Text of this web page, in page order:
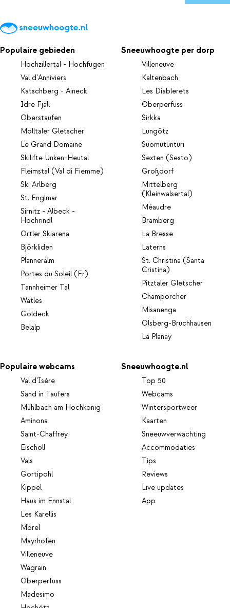
Populaire gebieden
Hochzillertal - Hochfügen
Val d'Anniviers
Katschberg - Aineck
Idre Fjäll
Oberstaufen
Mölltaler Gletscher
Le Grand Domaine
Skilifte Unken-Heutal
Fleimstal (Val di Fiemme)
Ski Arlberg
St. Englmar
Sirnitz - Albeck -
Hochrindl
Ortler Skiarena
Björkliden
Planneralm
Portes du Soleil (Fr)
Tannheimer Tal
Watles
Goldeck
Belalp
Sneeuwhoogte per dorp
Villeneuve
Kaltenbach
Les Diablerets
Oberperfuss
Sirkka
Lungötz
Suomutunturi
Sexten (Sesto)
Großdorf
Mittelberg
(Kleinwalsertal)
Méaudre
Bramberg
La Bresse
Laterns
St. Christina (Santa
Cristina)
Pitztaler Gletscher
Champorcher
Misanenga
Olsberg-Bruchhausen
La Planay
Populaire webcams
Val d'Isère
Sand in Taufers
Mühlbach am Hochkönig
Aminona
Saint-Chaffrey
Eischoll
Vals
Gortipohl
Kippel
Haus im Ennstal
Les Karellis
Mörel
Mayrhofen
Villeneuve
Wagrain
Oberperfuss
Madesimo
Sneeuwhoogte.nl
Top 50
Webcams
Wintersportweer
Kaarten
Sneeuwverwachting
Accommodaties
Tips
Reviews
Live updates
App